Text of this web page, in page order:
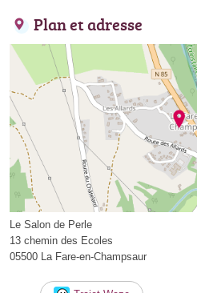
Plan et adresse
Le Salon de Perle
13 chemin des Ecoles
05500 La Fare-en-Champsaur